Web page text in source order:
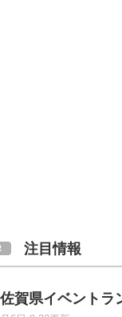
注目情報
佐賀県イベントラ